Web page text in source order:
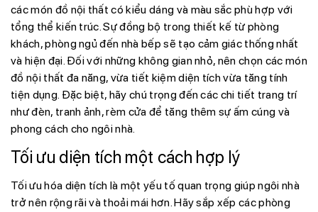
các món đồ nội thất có kiểu dáng và màu sắc phù hợp với
tổng thể kiến trúc. Sự đồng bộ trong thiết kế từ phòng
khách, phòng ngủ đến nhà bếp sẽ tạo cảm giác thống nhất
và hiện đại. Đối với những không gian nhỏ, nên chọn các món
đồ nội thất đa năng, vừa tiết kiệm diện tích vừa tăng tính
tiện dụng. Đặc biệt, hãy chú trọng đến các chi tiết trang trí
như đèn, tranh ảnh, rèm cửa để tăng thêm sự ấm cúng và
phong cách cho ngôi nhà.
Tối ưu diện tích một cách hợp lý
Tối ưu hóa diện tích là một yếu tố quan trọng giúp ngôi nhà
trở nên rộng rãi và thoải mái hơn. Hãy sắp xếp các phòng